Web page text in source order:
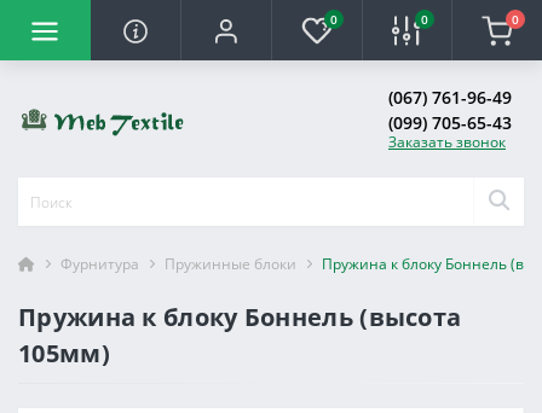
0 0 0
(067) 761-96-49
(099) 705-65-43
Заказать звонок
Фурнитура Пружинные блоки Пружина к блоку Боннель
Пружина к блоку Боннель (высота
105мм)